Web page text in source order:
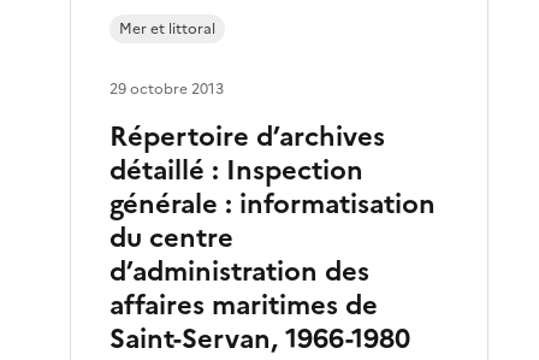
Répertoire d’archives
détaillé : Inspection
générale : informatisation
du centre
d’administration des
affaires maritimes de
Saint-Servan, 1966-1980
Mer et littoral
29 octobre 2013